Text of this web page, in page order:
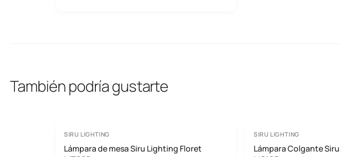
También podría gustarte
SIRU LIGHTING
Lámpara de mesa Siru Lighting Floret
SIRU LIGHTING
Lámpara Colgante